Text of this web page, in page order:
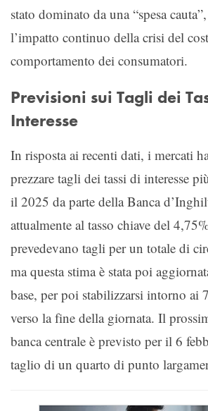
stato dominato da una “spesa
l’impatto continuo della crisi del
comportamento dei consumatori.
Previsioni sui Tagli dei
Interesse
In risposta ai recenti dati, i mercati
prezzare tagli dei tassi di interesse
il 2025 da parte della Banca
attualmente al tasso chiave del
prevedevano tagli per un totale di
ma questa stima è stata poi
base, per poi stabilizzarsi intorno ai
verso la fine della giornata. Il
banca centrale è previsto per il 6
taglio di un quarto di punto